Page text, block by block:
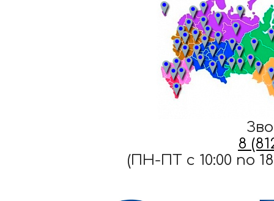
8
(ПН-ПТ c 10:00 по